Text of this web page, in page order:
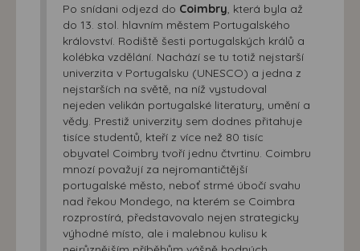
Po snídani odjezd do Coimbry , která byla až
do 13. stol. hlavním městem Portugalského
království. Rodiště šesti portugalských králů a
kolébka vzdělání. Nachází se tu totiž nejstarší
univerzita v Portugalsku (UNESCO) a jedna z
nejstarších na světě, na níž vystudoval
nejeden velikán portugalské literatury, umění a
vědy. Prestiž univerzity sem dodnes přitahuje
tisíce studentů, kteří z více než 80 tisíc
obyvatel Coimbry tvoří jednu čtvrtinu. Coimbru
mnozí považují za nejromantičtější
portugalské město, neboť strmé úbočí svahu
nad řekou Mondego, na kterém se Coimbra
rozprostírá, představovalo nejen strategicky
výhodné místo, ale i malebnou kulisu k